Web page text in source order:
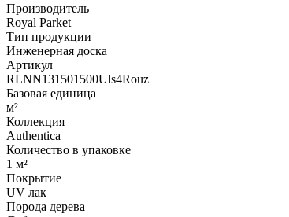
Производитель
Royal Parket
Тип продукции
Инженерная доска
Артикул
RLNN131501500Uls4Rouz
Базовая единица
м²
Коллекция
Authentica
Количество в упаковке
1 м²
Покрытие
UV лак
Порода дерева